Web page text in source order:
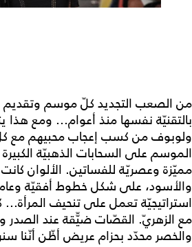
من الصعب التجديد كلّ موسم وتقديم
بالتقنيّة نفسها منذ أعوام... ومع هذا
ولوبوف من كسب إعجاب محبيهم مع كلّ
الموسم على السحابات الذهبيّة
مميّزة وعصريّة للفساتين. الألوان
والأسود، على شكل خطوط أفقيّة
استراتيجيّة تعمل على تنحيف المرأة...
مع الزهريّ. القصّات ضيّّقة عند الصدر
والخصر محدّد بحزام عريض أظّن أنّنا